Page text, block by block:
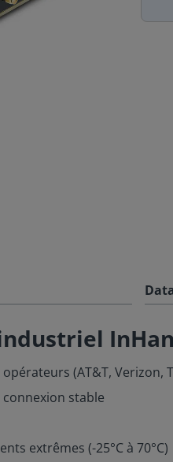
(AT&T, Verizon,
stable
extrêmes (-25°C à 70°C)